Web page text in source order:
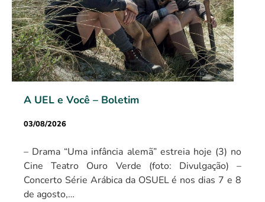
A UEL e Você – Boletim
03/08/2026
– Drama “Uma infância alemã” estreia hoje (3) no
Cine Teatro Ouro Verde (foto: Divulgação) –
Concerto Série Arábica da OSUEL é nos dias 7 e 8
de agosto,…